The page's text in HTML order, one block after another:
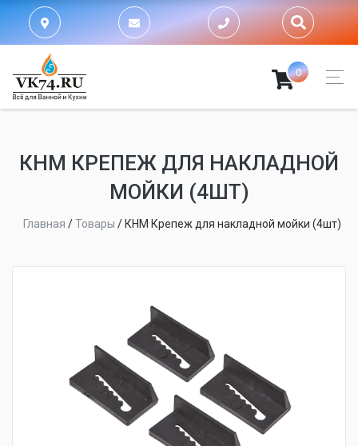
0
КНМ КРЕПЕЖ ДЛЯ НАКЛАДНОЙ
МОЙКИ (4ШТ)
Главная /Товары / КНМ Крепеж для накладной мойки (4шт)